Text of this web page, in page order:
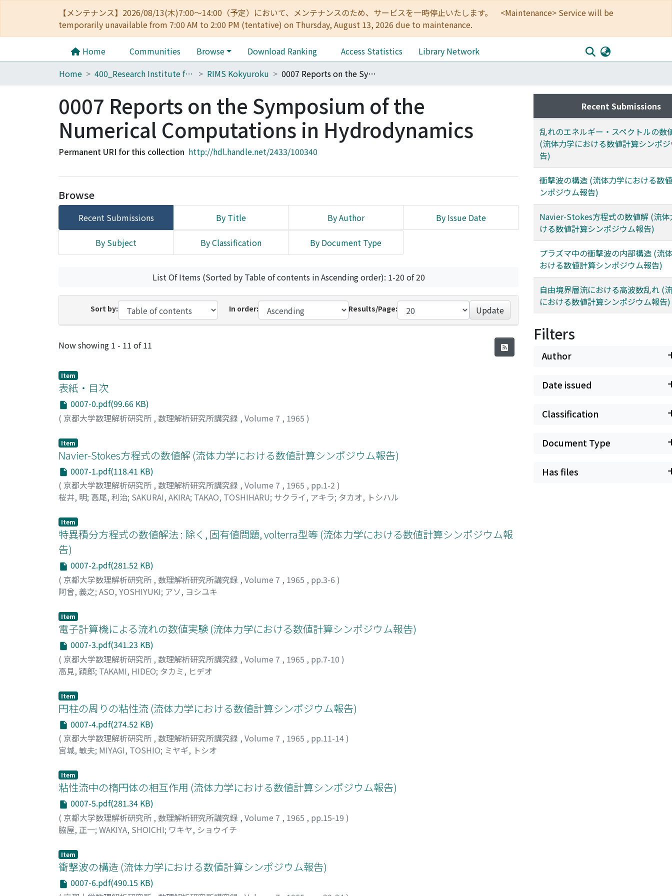
【メンテナンス】2026/08/13(木)7:00～14:00（予定）において、メンテナンスのため、サービスを一時停止いたします。 <Maintenance> Service will be
temporarily unavailable from 7:00 AM to 2:00 PM (tentative) on Thursday, August 13, 2026 due to maintenance.
Home Communities Browse Download Ranking Access Statistics
Library Network
Home
400_Research Institute for Mathematical Sciences RIMS Kokyuroku 0007 Reports on the Symposium of the Numerical Computations in Hydrodynamics
0007 Reports on the Symposium of the
Numerical Computations in Hydrodynamics
Permanent URI for this collection http://hdl.handle.net/2433/100340
Browse
Recent Submissions By Title By Author By Issue Date
By Subject By Classification By Document Type
List Of Items (Sorted by Table of contents in Ascending order): 1-20 of 20
Sort by: In order: Results/Page: Update
Recent Submissions
Now showing 1 - 11 of 11
Item
表紙・目次
0007-0.pdf(99.66 KB)
( 京都大学数理解析研究所 , 数理解析研究所講究録 , Volume 7 , 1965 )
Item
Navier-Stokes方程式の数値解 (流体力学における数値計算シンポジウム報告)
0007-1.pdf(118.41 KB)
( 京都大学数理解析研究所 , 数理解析研究所講究録 , Volume 7 , 1965 , pp.1-2 )
桜井, 明; 高尾, 利治; SAKURAI, AKIRA; TAKAO, TOSHIHARU; サクライ, アキラ; タカオ, トシハル
Item
特異積分方程式の数値解法 : 除く, 固有値問題, volterra型等 (流体力学における数値計算シンポジウム報
告)
0007-2.pdf(281.52 KB)
( 京都大学数理解析研究所 , 数理解析研究所講究録 , Volume 7 , 1965 , pp.3-6 )
阿曾, 義之; ASO, YOSHIYUKI; アソ, ヨシユキ
Item
電子計算機による流れの数値実験 (流体力学における数値計算シンポジウム報告)
0007-3.pdf(341.23 KB)
( 京都大学数理解析研究所 , 数理解析研究所講究録 , Volume 7 , 1965 , pp.7-10 )
高見, 穎郎; TAKAMI, HIDEO; タカミ, ヒデオ
Item
円柱の周りの粘性流 (流体力学における数値計算シンポジウム報告)
0007-4.pdf(274.52 KB)
( 京都大学数理解析研究所 , 数理解析研究所講究録 , Volume 7 , 1965 , pp.11-14)
宮城, 敏夫; MIYAGI, TOSHIO; ミヤギ, トシオ
Item
粘性流中の楕円体の相互作用 (流体力学における数値計算シンポジウム報告)
0007-5.pdf(281.34 KB)
( 京都大学数理解析研究所 , 数理解析研究所講究録 , Volume 7 , 1965 , pp.15-19 )
脇屋, 正一; WAKIYA, SHOICHI; ワキヤ, ショウイチ
Item
衝撃波の構造 (流体力学における数値計算シンポジウム報告)
0007-6.pdf(490.15 KB)
Recent Submissions
乱れのエネルギー・スペクトルの数
(流体力学における数値計算シンポ
告)
衝撃波の構造 (流体力学における数
ンポジウム報告)
Navier-Stokes方程式の数値解 (流体
ける数値計算シンポジウム報告)
プラズマ中の衝撃波の内部構造 (流
おける数値計算シンポジウム報告)
自由境界層流における高波数乱れ (
における数値計算シンポジウム報告)
Filters
Author
Date issued
Classification
Document Type
Has files